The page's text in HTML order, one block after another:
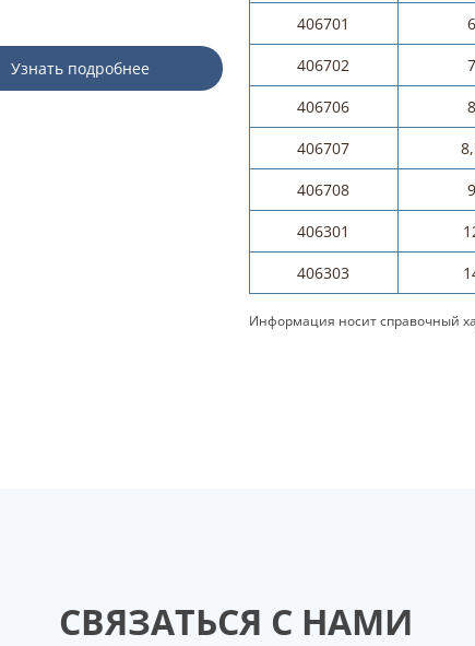
Узнать подробнее
406701
6
406702
7
406706
8
406707
406708
9
406301
406303
Информация носит справочный
СВЯЗАТЬСЯ С НАМИ